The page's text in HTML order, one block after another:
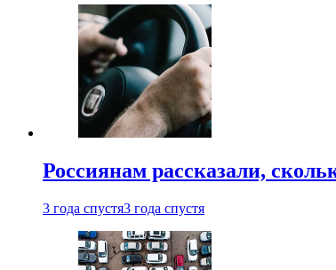
Россиянам рассказали,
3 года спустя3 года спустя